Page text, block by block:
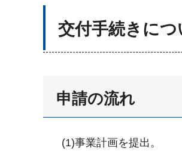
交付手続きに
申請の流れ
(1)事業計画を提出。